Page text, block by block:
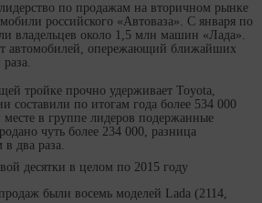
по продажам на вторичном рынке
российского «Автоваза». С января по
владельцев около 1,5 млн машин «Лада».
автомобилей, опережающий ближайших
тройке прочно удерживает Toyota,
составили по итогам года более 534 000
в группе лидеров подержанные
чуть более 234 000, разница
в два раза.
десятки в целом по 2015 году
были восемь моделей Lada (2114,